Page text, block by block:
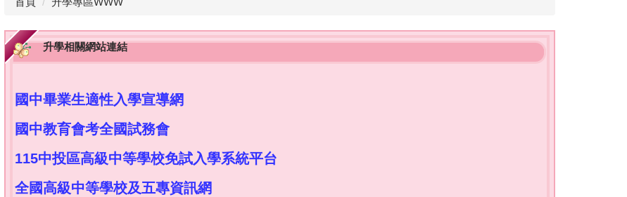
升學相關網站連結
國中畢業生適性入學宣導網
國中教育會考全國試務會
115中投區高級中等學校免試入學系統平台
全國高級中等學校及五專資訊網